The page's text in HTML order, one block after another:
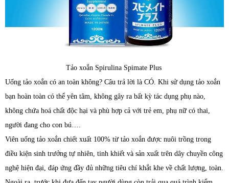
Tảo xoắn Spirulina Spimate Plus
Uống tảo xoắn có an toàn không? Câu trả lời là CÓ. Khi sử dụng tảo xoắn
bạn hoàn toàn có thể yên tâm, không gây ra bất kỳ tác dụng phụ nào,
không chứa hoá chất độc hại và phù hợp cả với trẻ em, phụ nữ có thai,
người đang cho con bú….
Viên uống tảo xoắn chiết xuất 100% từ tảo xoắn được nuôi trồng trong
điều kiện sinh trưởng tự nhiên, tinh khiết và sản xuất trên dây chuyền công
nghệ hiện đại, đáp ứng đầy đủ những tiêu chí khắt khe về chất lượng, toàn.